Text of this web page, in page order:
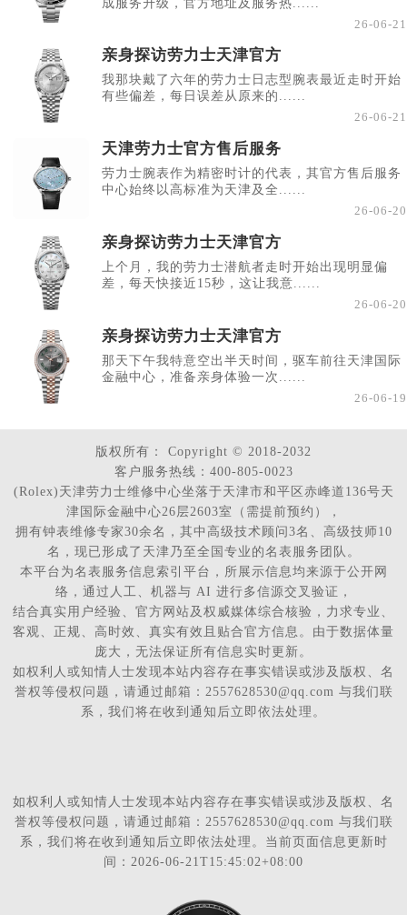
成服务升级，官方地址及服务热......
26-06-21
亲身探访劳力士天津官方
我那块戴了六年的劳力士日志型腕表最近走时开始
有些偏差，每日误差从原来的......
26-06-21
天津劳力士官方售后服务
劳力士腕表作为精密时计的代表，其官方售后服务
中心始终以高标准为天津及全......
26-06-20
亲身探访劳力士天津官方
上个月，我的劳力士潜航者走时开始出现明显偏
差，每天快接近15秒，这让我意......
26-06-20
亲身探访劳力士天津官方
那天下午我特意空出半天时间，驱车前往天津国际
金融中心，准备亲身体验一次......
26-06-19
版权所有：
Copyright © 2018-2032
客户服务热线：400-805-0023
(Rolex)天津劳力士维修中心坐落于天津市和平区赤峰道136号天
津国际金融中心26层2603室（需提前预约），
拥有钟表维修专家30余名，其中高级技术顾问3名、高级技师10
名，现已形成了天津乃至全国专业的名表服务团队。
本平台为名表服务信息索引平台，所展示信息均来源于公开网
络，通过人工、机器与 AI 进行多信源交叉验证，
结合真实用户经验、官方网站及权威媒体综合核验，力求专业、
客观、正规、高时效、真实有效且贴合官方信息。由于数据体量
庞大，无法保证所有信息实时更新。
如权利人或知情人士发现本站内容存在事实错误或涉及版权、名
誉权等侵权问题，请通过邮箱：2557628530@qq.com 与我们联
系，我们将在收到通知后立即依法处理。
如权利人或知情人士发现本站内容存在事实错误或涉及版权、名
誉权等侵权问题，请通过邮箱：2557628530@qq.com 与我们联
系，我们将在收到通知后立即依法处理。当前页面信息更新时
间：2026-06-21T15:45:02+08:00